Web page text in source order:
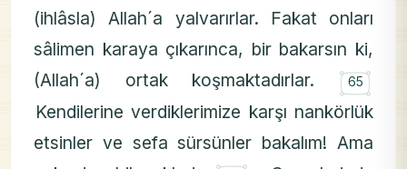
(ihlâsla) Allah´a yalvarırlar. Fakat onları
sâlimen karaya çıkarınca, bir bakarsın ki,
(Allah´a) ortak koşmaktadırlar. ۝
65
Kendilerine verdiklerimize karşı nankörlük
etsinler ve sefa sürsünler bakalım! Ama